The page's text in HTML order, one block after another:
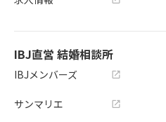
IBJ直営 結婚相談所
IBJメンバーズ
サンマリエ